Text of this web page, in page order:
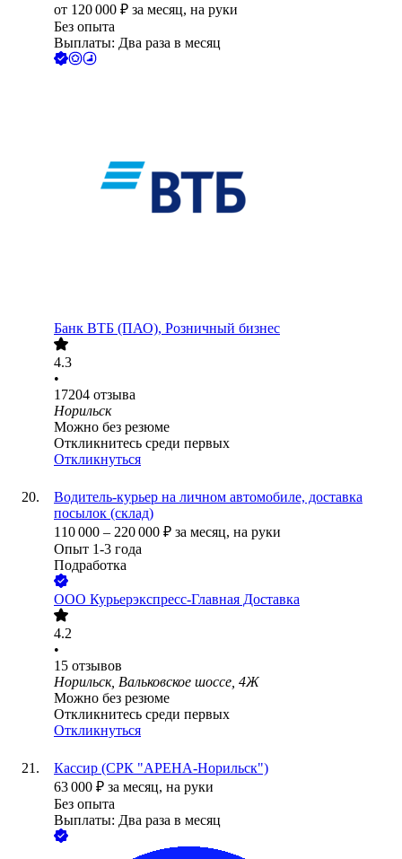
от 120 000 ₽ за месяц, на руки
Без опыта
Выплаты: Два раза в месяц
Банк ВТБ (ПАО), Розничный бизнес
4.3
•
17204 отзыва
Норильск
Можно без резюме
Откликнитесь среди первых
Откликнуться
Водитель-курьер на личном автомобиле, доставка
посылок (склад)
110 000 – 220 000 ₽ за месяц, на руки
Опыт 1-3 года
Подработка
ООО Курьерэкспресс-Главная Доставка
4.2
•
15 отзывов
Норильск, Вальковское шоссе, 4Ж
Можно без резюме
Откликнитесь среди первых
Откликнуться
Кассир (СРК "АРЕНА-Норильск")
63 000 ₽ за месяц, на руки
Без опыта
Выплаты: Два раза в месяц